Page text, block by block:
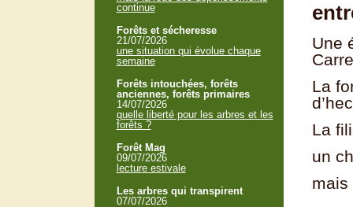
Une
La
La
un
mais
continue
Forêts et sécheresse
21/07/2026
une situation qui évolue chaque
semaine
Forêts intouchées, forêts
anciennes, forêts primaires
14/07/2026
quelle liberté pour les arbres et les
forêts ?
Forêt Mag
09/07/2026
lecture estivale
Les arbres qui transpirent
07/07/2026